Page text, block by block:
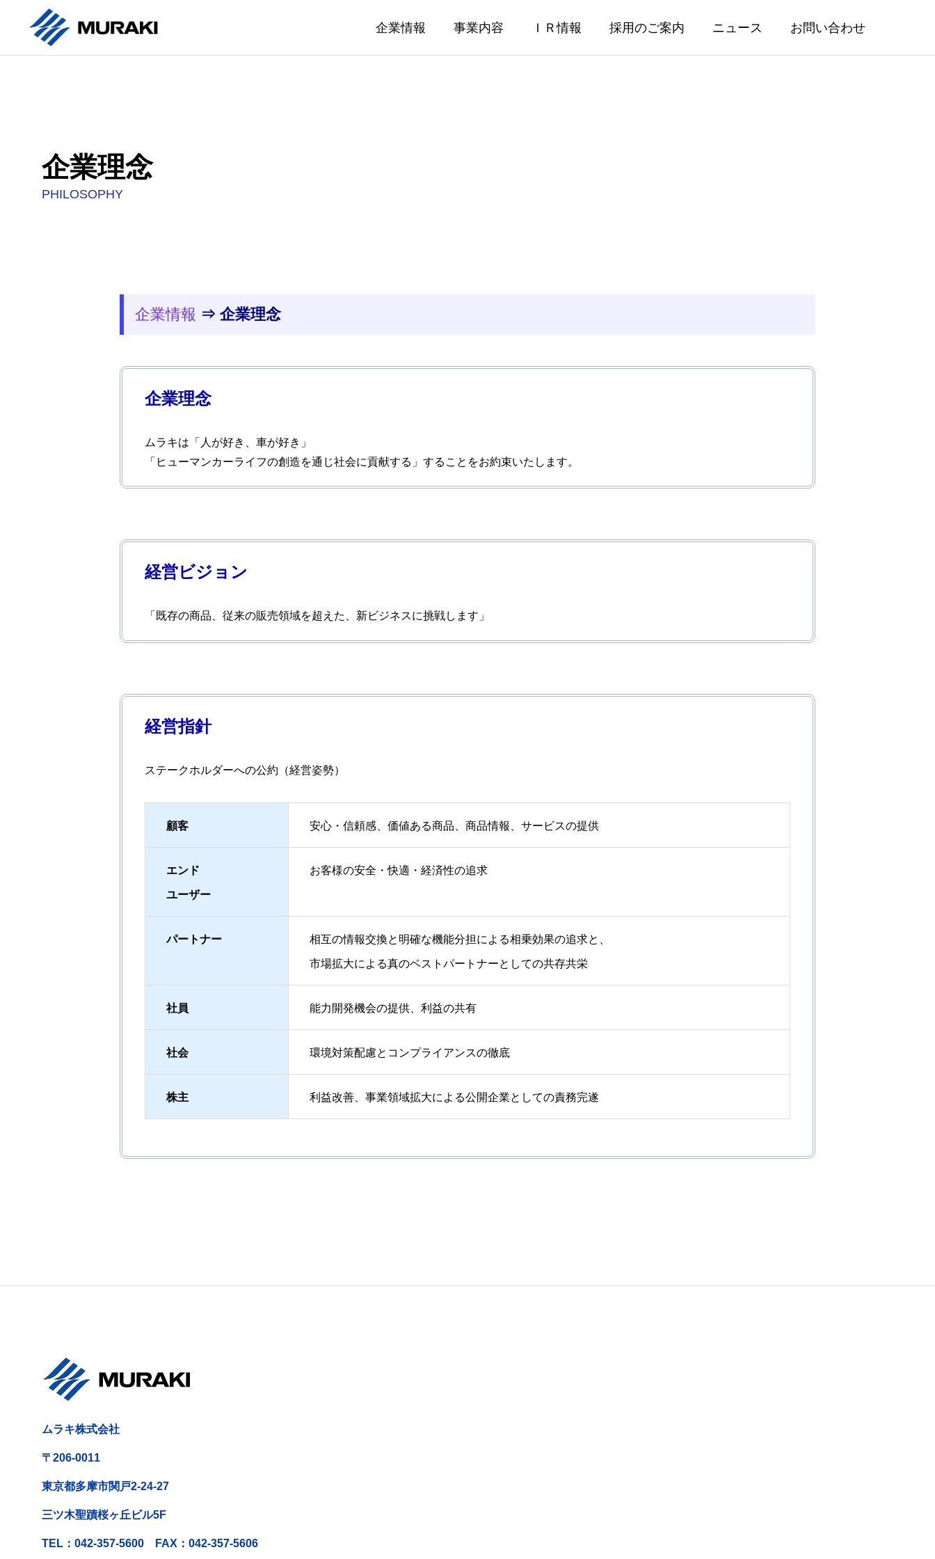
企業情報 事業内容 ＩＲ情報 採用のご案内 ニュース お問い合わせ
企業理念
PHILOSOPHY
企業情報 ⇒ 企業理念
企業理念
ムラキは「人が好き、車が好き」
「ヒューマンカーライフの創造を通じ社会に貢献する」することをお約束いたします。
経営ビジョン
「既存の商品、従来の販売領域を超えた、新ビジネスに挑戦します」
経営指針
ステークホルダーへの公約（経営姿勢）
顧客 安心・信頼感、価値ある商品、商品情報、サービスの提供
エンド
ユーザー
お客様の安全・快適・経済性の追求
パートナー 相互の情報交換と明確な機能分担による相乗効果の追求と、
市場拡大による真のベストパートナーとしての共存共栄
社員 能力開発機会の提供、利益の共有
社会 環境対策配慮とコンプライアンスの徹底
株主 利益改善、事業領域拡大による公開企業としての責務完遂
ムラキ株式会社
〒206-0011
東京都多摩市関戸2-24-27
三ツ木聖蹟桜ヶ丘ビル5F
TEL：042-357-5600 FAX：042-357-5606